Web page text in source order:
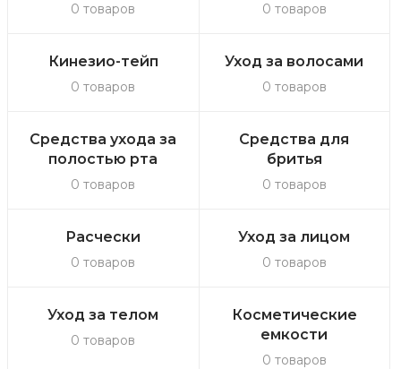
0 товаров 0 товаров
Кинезио-тейп
0 товаров
Уход за волосами
0 товаров
Средства ухода за
полостью рта
0 товаров
Средства для
бритья
0 товаров
Расчески
0 товаров
Уход за лицом
0 товаров
Уход за телом
0 товаров
Косметические
емкости
0 товаров